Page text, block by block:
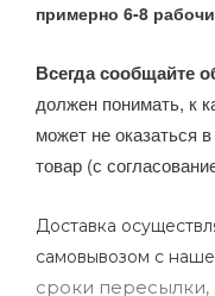
примерно 6-8
Всегда сообщайте
должен понимать, к
может не оказаться
товар (с
Доставка
самовывозом с
сроки пересылки,